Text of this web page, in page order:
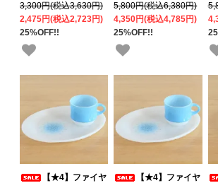
3,300円(税込3,630円)
2,475円(税込2,723円)
25%OFF!!
5,800円(税込6,380円)
4,350円(税込4,785円)
25%OFF!!
【★4】ファイヤ
【★4】ファイヤ